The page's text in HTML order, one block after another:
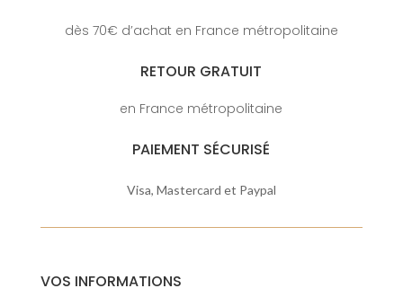
dès 70€ d’achat en France métropolitaine
RETOUR GRATUIT
en France métropolitaine
PAIEMENT SÉCURISÉ
Visa, Mastercard et Paypal
VOS INFORMATIONS